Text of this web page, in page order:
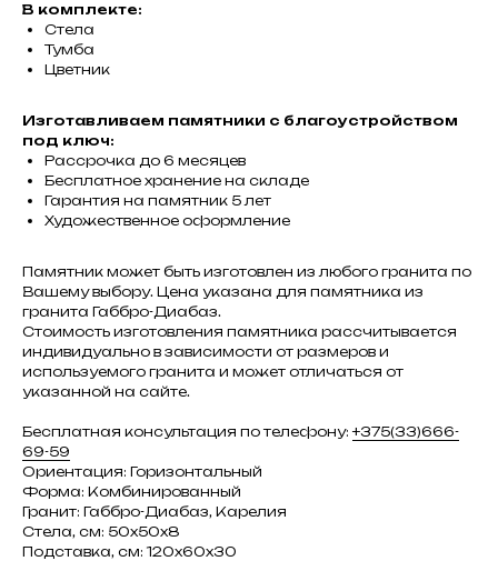
В комплекте:
Стела
Тумба
Цветник
Изготавливаем памятники с благоустройством
под ключ:
Рассрочка до 6 месяцев
Бесплатное хранение на складе
Гарантия на памятник 5 лет
Художественное оформление
Памятник может быть изготовлен из любого гранита по
Вашему выбору. Цена указана для памятника из
гранита Габбро-Диабаз.
Стоимость изготовления памятника рассчитывается
индивидуально в зависимости от размеров и
используемого гранита и может отличаться от
указанной на сайте.
Бесплатная консультация по телефону: +375(33)666-
69-59
Ориентация: Горизонтальный
Форма: Комбинированный
Гранит: Габбро-Диабаз, Карелия
Стела, см: 50х50х8
Подставка, см: 120х60х30